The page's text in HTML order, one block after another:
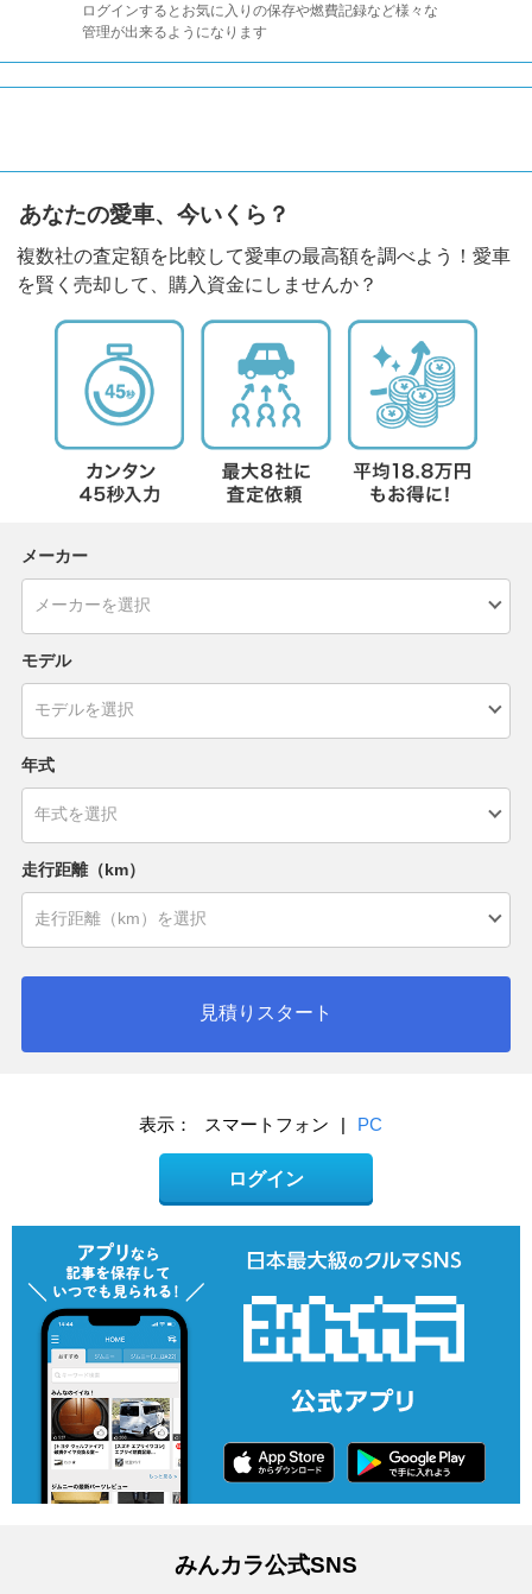
ログインするとお気に入りの保存や燃費記録など様々な
管理が出来るようになります
あなたの愛車、今いくら？
複数社の査定額を比較して愛車の最高額を調べよう！愛車
を賢く売却して、購入資金にしませんか？
メーカー
モデル
年式
走行距離（km）
見積りスタート
表示： スマートフォン | PC
ログイン
みんカラ公式SNS